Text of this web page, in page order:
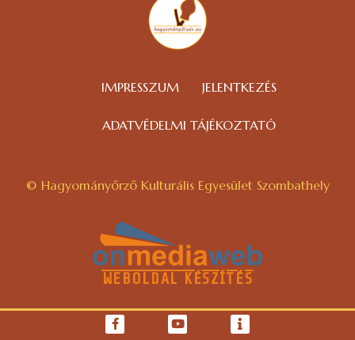
IMPRESSZUM JELENTKEZÉS
ADATVÉDELMI TÁJÉKOZTATÓ
© Hagyományőrző Kulturális Egyesület Szombathely
WEBOLDAL KÉSZÍTÉS